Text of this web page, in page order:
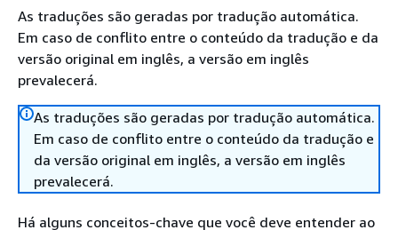
As traduções são geradas por tradução automática.
Em caso de conflito entre o conteúdo da tradução e da
versão original em inglês, a versão em inglês
prevalecerá.
As traduções são geradas por tradução automática.
Em caso de conflito entre o conteúdo da tradução e
da versão original em inglês, a versão em inglês
prevalecerá.
Há alguns conceitos-chave que você deve entender ao